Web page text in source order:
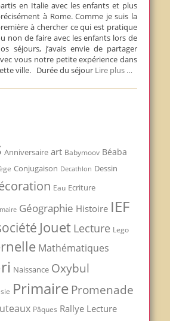
en Italie avec les enfants et plus
à Rome. Comme je suis la
à chercher ce qui est pratique
non de faire avec les enfants lors de
séjours, j’avais envie de partager
vous notre petite expérience dans
ville. Durée du séjour Lire plus …
Anniversaire art Babymoov Béaba
Conjugaison Decathlon Dessin
Eau Ecriture
Géographie Histoire IEF
Jouet Lecture Lego
Mathématiques
Naissance Oxybul
Primaire Promenade
Pâques Rallye Lecture